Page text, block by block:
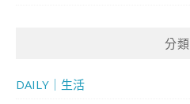
分類
DAILY｜生活